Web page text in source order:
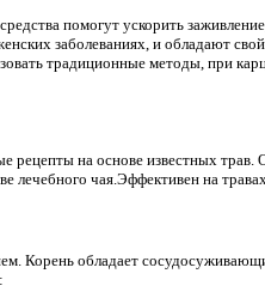
помогут ускорить
заболеваниях, и обладают
традиционные методы, при
на основе известных трав.
лечебного чая.Эффективен на
Корень обладает